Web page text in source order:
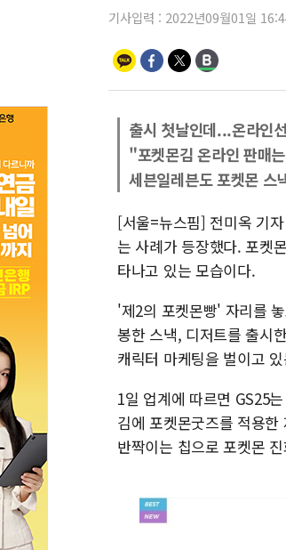
기사입력 : 2022년09월01일
출시 첫날인데...온라인
"포켓몬김 온라인 판매
세븐일레븐도 포켓몬 스
[서울=뉴스핌] 전미옥 기
는 사례가 등장했다. 포켓
타나고 있는 모습이다.
'제2의 포켓몬빵' 자리를
봉한 스낵, 디저트를 출시
캐릭터 마케팅을 벌이고
1일 업계에 따르면 GS25
김에 포켓몬굿즈를 적용
반짝이는 칩으로 포켓몬